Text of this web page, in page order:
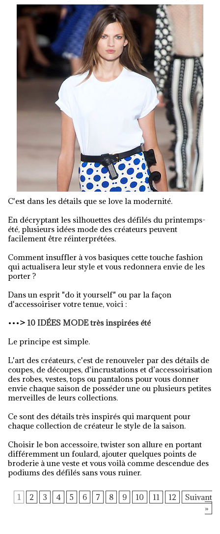
C'est dans les détails que se love la modernité.
En décryptant les silhouettes des défilés du printemps-
été, plusieurs idées mode des créateurs peuvent
facilement être réinterprétées.
Comment insuffler à vos basiques cette touche fashion
qui actualisera leur style et vous redonnera envie de les
porter ?
Dans un esprit "do it yourself" ou par la façon
d'accessoiriser votre tenue, voici :
•••> 10 IDÉES MODE très inspirées été
Le principe est simple.
L'art des créateurs, c'est de renouveler par des détails de
coupes, de découpes, d'incrustations et d’accessoirisation
des robes, vestes, tops ou pantalons pour vous donner
envie chaque saison de posséder une ou plusieurs petites
merveilles de leurs collections.
Ce sont des détails très inspirés qui marquent pour
chaque collection de créateur le style de la saison.
Choisir le bon accessoire, twister son allure en portant
différemment un foulard, ajouter quelques points de
broderie à une veste et vous voilà comme descendue des
podiums des défilés sans vous ruiner.
1 2 3 4 5 6 7 8 9 10 11 12
Suivant
»